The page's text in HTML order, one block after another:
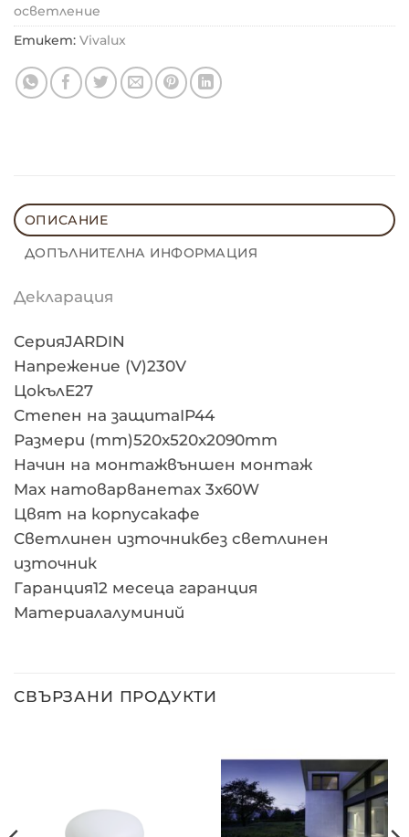
осветление
Етикет: Vivalux
ОПИСАНИЕ
ДОПЪЛНИТЕЛНА ИНФОРМАЦИЯ
Декларация
СерияJARDIN
Напрежение (V)230V
ЦокълE27
Степен на защитаIP44
Размери (mm)520x520x2090mm
Начин на монтажвъншен монтаж
Max натоварванеmax 3x60W
Цвят на корпусакафе
Светлинен източникбез светлинен
източник
Гаранция12 месеца гаранция
Материалалуминий
СВЪРЗАНИ ПРОДУКТИ